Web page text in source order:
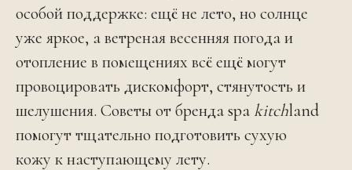
особой поддержке: ещё не лето, но солнце
уже яркое, а ветреная весенняя погода и
отопление в помещениях всё ещё могут
провоцировать дискомфорт, стянутость и
шелушения. Советы от бренда spakitchland
помогут тщательно подготовить сухую
кожу к наступающему лету.